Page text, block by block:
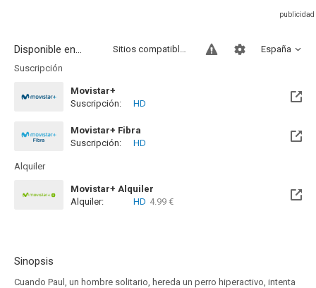
Disponible en... España
Sitios compatibles
Suscripción
Movistar+
Disponible hasta el Mar, 31 Ago 2027 (Queda 1 año)
Suscripción: HD
Movistar+ Fibra
Disponible hasta el Mar, 31 Ago 2027 (Queda 1 año)
Suscripción: HD
Alquiler
Movistar+ Alquiler
Disponible hasta el Lun, 30 Nov 2026 (Quedan 3 meses)
Alquiler: HD 4.99 €
Sinopsis
Cuando Paul, un hombre solitario, hereda un perro hiperactivo, intenta